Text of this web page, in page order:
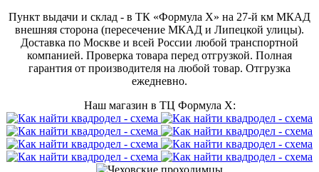
Пункт выдачи и склад - в ТК «Формула X» на 27-й км МКАД
внешняя сторона (пересечение МКАД и Липецкой улицы).
Доставка по Москве и всей России любой транспортной
компанией. Проверка товара перед отгрузкой. Полная
гарантия от производителя на любой товар. Отгрузка
ежедневно.
Наш магазин в ТЦ Формула Х: